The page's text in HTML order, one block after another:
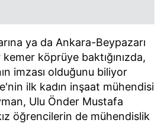
ya da Ankara-Beypazarı
köprüye baktığınızda,
imzası olduğunu biliyor
ilk kadın inşaat mühendisi
Ulu Önder Mustafa
öğrencilerin de mühendislik